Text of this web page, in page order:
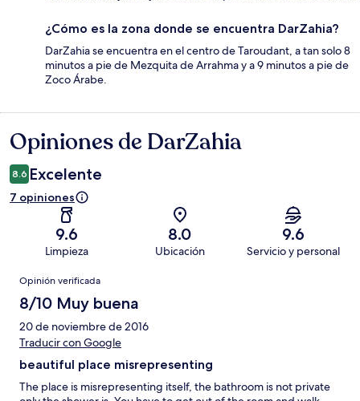
¿Cómo es la zona donde se encuentra DarZahia?
DarZahia se encuentra en el centro de Taroudant, a tan solo 8
minutos a pie de Mezquita de Arrahma y a 9 minutos a pie de
Zoco Árabe.
Opiniones
Opiniones de DarZahia
8.6 Excelente
7 opiniones
9.6
Limpieza
8.0
Ubicación
9.6
Servicio y personal
Opiniones
Opinión verificada
8/10 Muy buena
20 de noviembre de 2016
Traducir con Google
beautiful place misrepresenting
The place is misrepresenting itself, the bathroom is not private